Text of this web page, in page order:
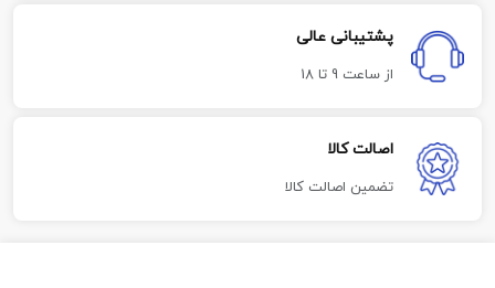
پشتیبانی عالی
از ساعت 9 تا 18
اصالت کالا
تضمین اصالت کالا